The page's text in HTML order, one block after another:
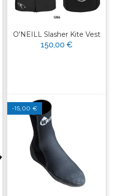
O'NEILL Slasher Kite Vest
150,00 €
-15,00 €